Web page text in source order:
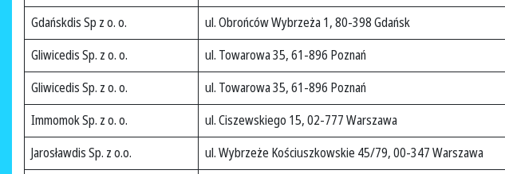
Gdańskdis Sp z o. o.
ul. Obrońców Wybrzeża 1, 80-398 Gdańsk
Gliwicedis Sp. z o. o.
ul. Towarowa 35, 61-896 Poznań
Gliwicedis Sp. z o. o.
ul. Towarowa 35, 61-896 Poznań
Immomok Sp. z o. o.
ul. Ciszewskiego 15, 02-777 Warszawa
Jarosławdis Sp. z o.o.
ul. Wybrzeże Kościuszkowskie 45/79, 00-347 Warszawa